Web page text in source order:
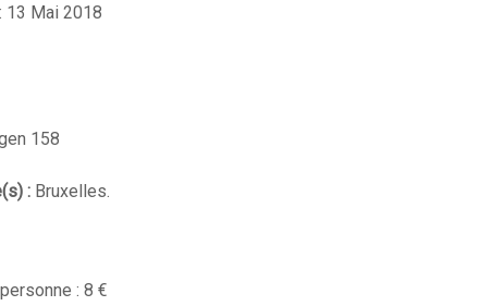
13 Mai 2018
158
: Bruxelles.
: 8 €